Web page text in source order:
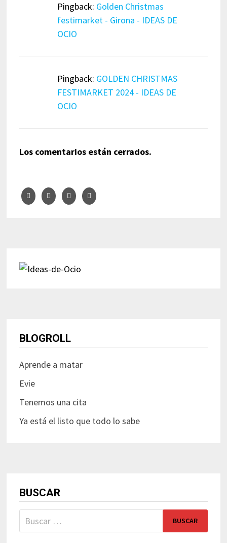
Pingback: Golden Christmas
festimarket - Girona - IDEAS DE
OCIO
Pingback: GOLDEN CHRISTMAS
FESTIMARKET 2024 - IDEAS DE
OCIO
Los comentarios están cerrados.
BLOGROLL
Aprende a matar
Evie
Tenemos una cita
Ya está el listo que todo lo sabe
BUSCAR
Buscar: